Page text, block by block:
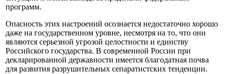
программ.
Опасность этих настроений осознается недостаточно хорошо
даже на государственном уровне, несмотря на то, что они
являются серьезной угрозой целостности и единству
Российского государства. В современной России при
декларированной державности имеется благодатная почва
для развития разрушительных сепаратистских тенденции.